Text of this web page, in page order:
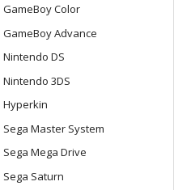
GameBoy Color
GameBoy Advance
Nintendo DS
Nintendo 3DS
Hyperkin
Sega Master System
Sega Mega Drive
Sega Saturn